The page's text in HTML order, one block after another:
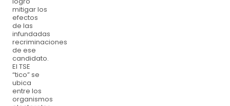
mitigar los
efectos
de las
infundadas
recriminaciones
de ese
candidato.
El TSE
“tico” se
ubica
entre los
organismos